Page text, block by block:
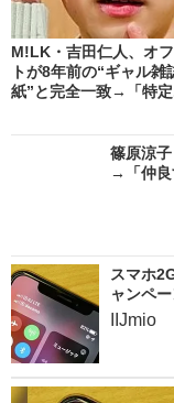
M!LK・吉田仁人、オ
トが8年前の“ギャル雑
紙”と完全一致→「特
篠原涼
→「仲良
スマホ
ャンペ
IIJmio